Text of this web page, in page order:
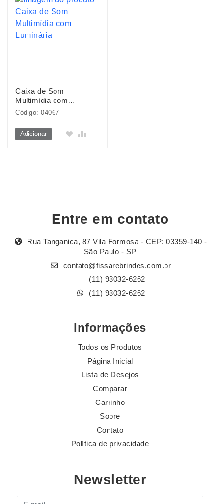
Caixa de Som
Multimídia com
Luminária
Código: 04067
Adicionar
Entre em contato
Rua Tanganica, 87 Vila Formosa - CEP: 03359-140 -
São Paulo - SP
contato@fissarebrindes.com.br
(11) 98032-6262
(11) 98032-6262
Informações
Todos os Produtos
Página Inicial
Lista de Desejos
Comparar
Carrinho
Sobre
Contato
Política de privacidade
Newsletter
E-mail